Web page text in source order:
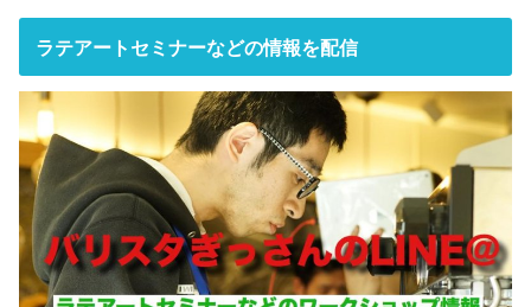
ラテアートセミナーなどの情報を配信